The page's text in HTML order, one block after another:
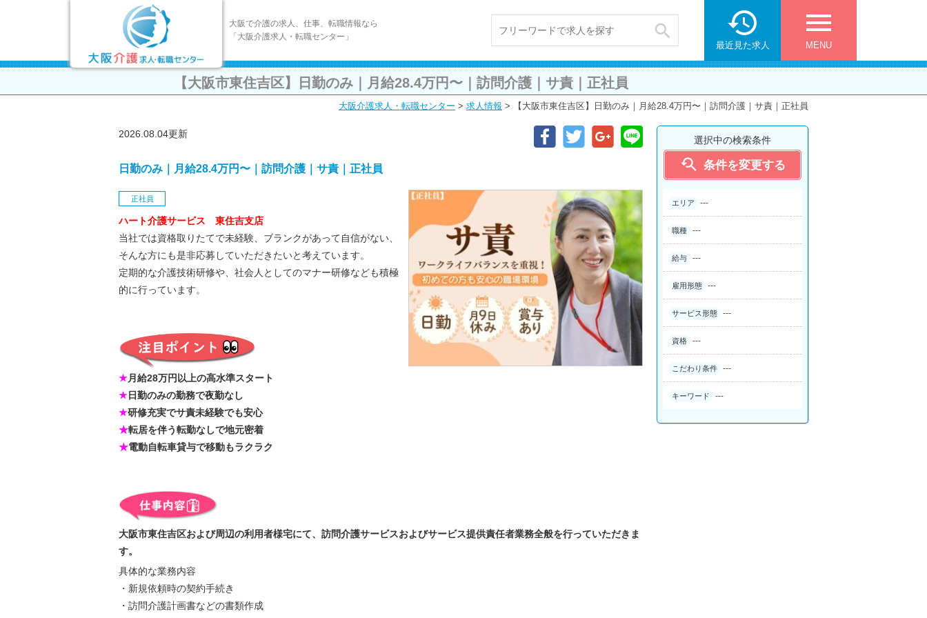
大阪で介護の求人、仕事、転職情報なら
「大阪介護求人・転職センター」
 menu
MENU

最近見た求人
【大阪市東住吉区】日勤のみ｜月給28.4万円〜｜訪問介護｜サ責｜正社員
大阪介護求人・転職センター > 求人情報 > 【大阪市東住吉区】日勤のみ｜月給28.4万円〜｜訪問介護｜サ責｜正社員
選択中の検索条件
 条件を変更する
エリア ---
職種 ---
給与 ---
雇用形態 ---
サービス形態 ---
資格 ---
こだわり条件 ---
キーワード ---
2026.08.04更新
日勤のみ｜月給28.4万円〜｜訪問介護｜サ責｜正社員
正社員
ハート介護サービス 東住吉支店
当社では資格取りたてで未経験、ブランクがあって自信がない、
そんな方にも是非応募していただきたいと考えています。
定期的な介護技術研修や、社会人としてのマナー研修なども積極
的に行っています。
★月給28万円以上の高水準スタート
★日勤のみの勤務で夜勤なし
★研修充実でサ責未経験でも安心
★転居を伴う転勤なしで地元密着
★電動自転車貸与で移動もラクラク
大阪市東住吉区および周辺の利用者様宅にて、訪問介護サービスおよびサービス提供責任者業務全般を行っていただきま
す。
具体的な業務内容
・新規依頼時の契約手続き
・訪問介護計画書などの書類作成